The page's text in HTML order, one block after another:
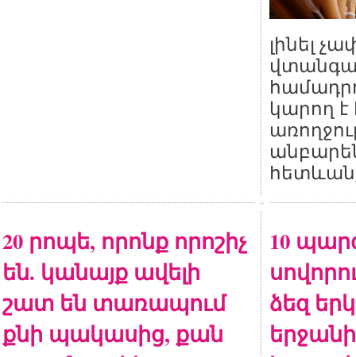
լինել
կարող է
20 րոպե, որոնք որոշիչ
են. կանայք ավելի
շատ են տառապում
քնի պակասից, քան
10
ձեզ